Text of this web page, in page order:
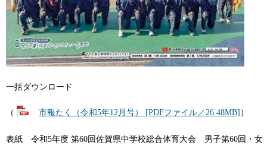
一括ダウンロード
（ 市報たく（令和5年12月号） [PDFファイル／26.48MB] ）
表紙 令和5年度 第60回佐賀県中学校総合体育大会 男子第60回・女